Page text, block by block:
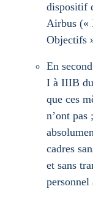
dispositif
Airbus («
Objectifs
En
I à IIIB
que ces
n’ont pas
cadres
et sans
personnel